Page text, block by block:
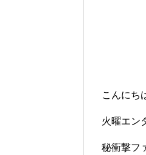
こんにち
火曜エン
秘衝撃フ